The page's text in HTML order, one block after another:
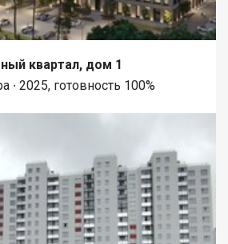
квартал, дом 1
∙ 2025, готовность 100%